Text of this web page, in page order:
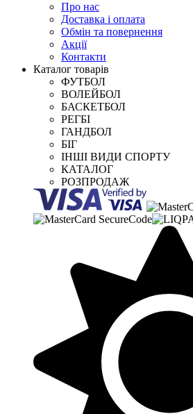
Про нас
Доставка і оплата
Обмін та повернення
Акції
Контакти
Каталог товарів
ФУТБОЛ
ВОЛЕЙБОЛ
БАСКЕТБОЛ
РЕГБІ
ГАНДБОЛ
БІГ
ІНШІ ВИДИ СПОРТУ
КАТАЛОГ
РОЗПРОДАЖ